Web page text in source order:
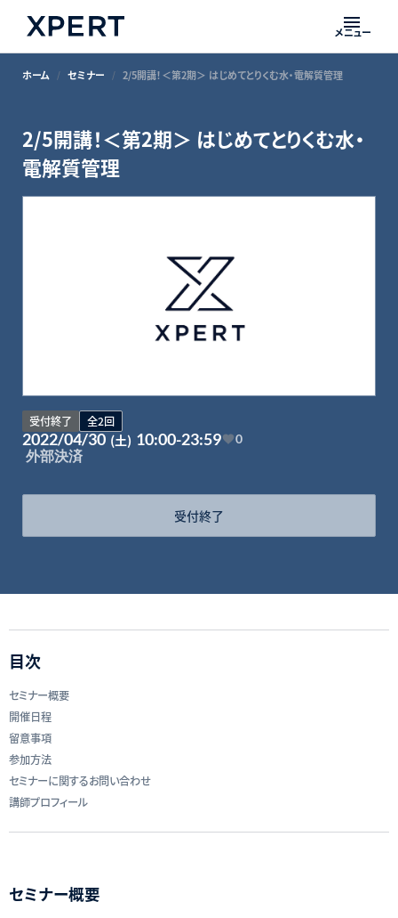
メニュー
ホーム セミナー 2/5開講！＜第2期＞ はじめてとりくむ水・電解質管理
2/5開講！＜第2期＞ はじめてとりくむ水・
電解質管理
受付終了 全2回
2022/04/30 (土) 10:00-23:59 0
外部決済
受付終了
目次
セミナー概要
開催日程
留意事項
参加方法
セミナーに関するお問い合わせ
講師プロフィール
セミナー概要